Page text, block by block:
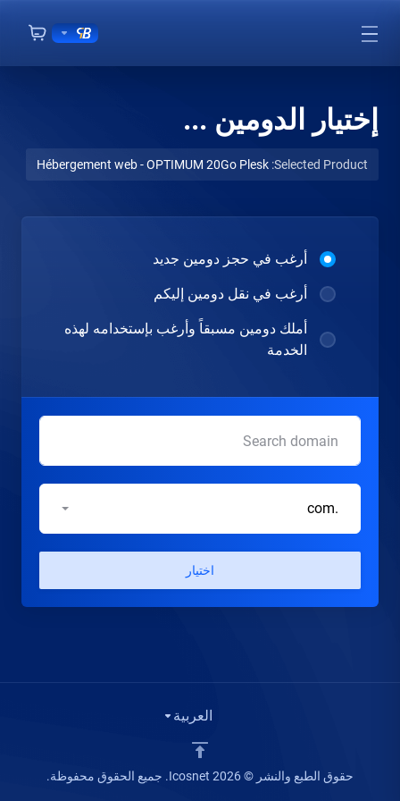
إختيار الدومين ...
Selected Product:
Hébergement web - OPTIMUM 20Go Plesk
أرغب في حجز دومين جديد
أرغب في نقل دومين إليكم
أملك دومين مسبقاً وأرغب بإستخدامه لهذه
الخدمة
.com
اختيار
حقوق الطبع والنشر © 2026 Icosnet. جميع الحقوق محفوظة.
العربية